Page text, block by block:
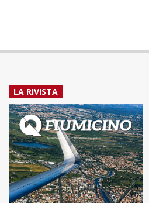
LA RIVISTA